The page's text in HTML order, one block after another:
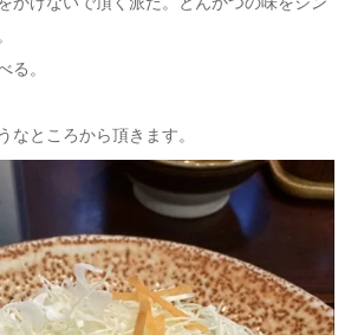
る。
なところから頂きます。